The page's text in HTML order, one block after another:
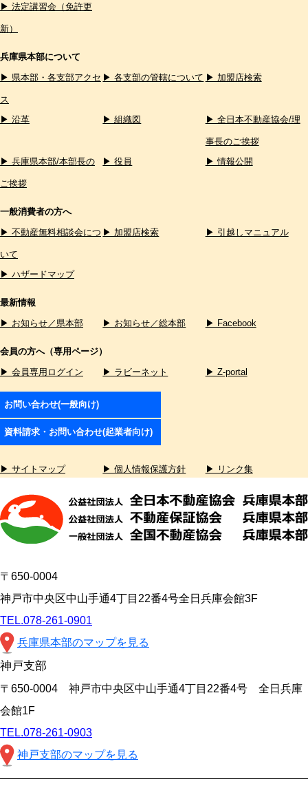
▶ 法定講習会（免許更
新）
兵庫県本部について
▶ 県本部・各支部アクセ
ス
▶ 各支部の管轄について ▶ 加盟店検索
▶ 沿革 ▶ 組織図 ▶ 全日本不動産協会/理
事長のご挨拶
▶ 兵庫県本部/本部長の
ご挨拶
▶ 役員 ▶ 情報公開
一般消費者の方へ
▶ 不動産無料相談会につ
いて
▶ 加盟店検索 ▶ 引越しマニュアル
▶ ハザードマップ
最新情報
▶ お知らせ／県本部
▶ お知らせ／総本部 ▶ Facebook
会員の方へ（専用ページ）
▶ 会員専用ログイン
▶ ラビーネット ▶ Z-portal
お問い合わせ(一般向け)
資料請求・お問い合わせ(起業者向け)
▶ サイトマップ ▶ 個人情報保護方針 ▶ リンク集
〒650-0004
神戸市中央区中山手通4丁目22番4号全日兵庫会館3F
TEL.078-261-0901
兵庫県本部のマップを見る
神戸支部
〒650-0004 神戸市中央区中山手通4丁目22番4号 全日兵庫
会館1F
TEL.078-261-0903
神戸支部のマップを見る